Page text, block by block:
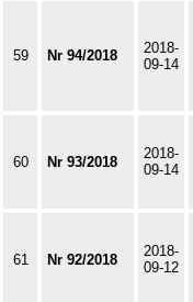
59 Nr 94/2018
2018-
09-14
60 Nr 93/2018
2018-
09-14
61 Nr 92/2018
2018-
09-12